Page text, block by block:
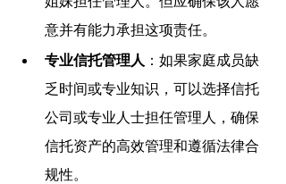
意并有能力承担这项责任。
专业信托管理人 ：如果家庭成员缺
乏时间或专业知识，可以选择信托
公司或专业人士担任管理人，确保
信托资产的高效管理和遵循法律合
规性。